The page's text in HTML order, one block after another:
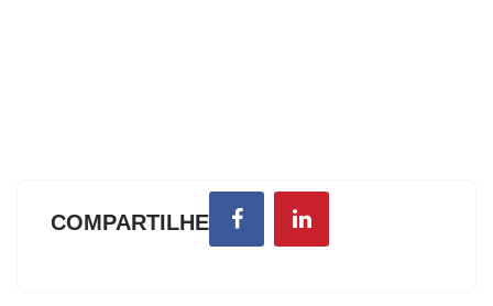
COMPARTILHE